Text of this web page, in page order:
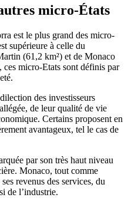
micro-États
est le plus grand des micro-
supérieure à celle du
(61,2 km²) et de Monaco
micro-Etats sont définis par
des investisseurs
de leur qualité de vie
Certains proposent en
avantageux, tel le cas de
par son très haut niveau
Monaco, tout comme
revenus des services, du
de l’industrie.